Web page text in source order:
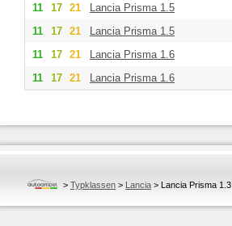
11
17 21 Lancia Prisma 1.5
11
17 21 Lancia Prisma 1.5
11
17 21 Lancia Prisma 1.6
11
17 21 Lancia Prisma 1.6
> Typklassen > Lancia > Lancia Prisma 1.3